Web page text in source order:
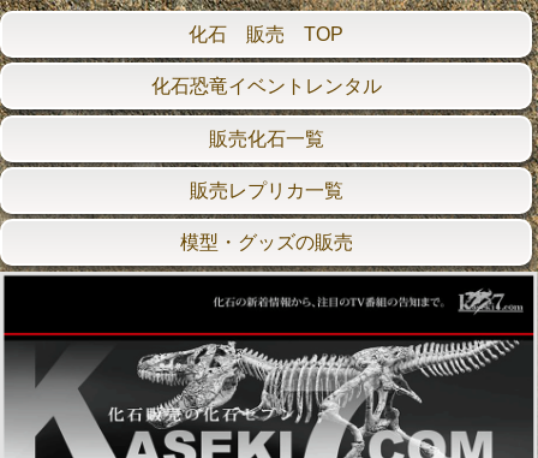
化石 販売 TOP
化石恐竜イベントレンタル
販売化石一覧
販売レプリカ一覧
模型・グッズの販売